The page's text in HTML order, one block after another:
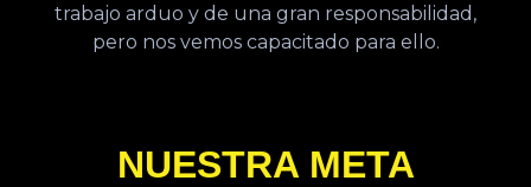
trabajo arduo y de una gran responsabilidad,
pero nos vemos capacitado para ello.
NUESTRA META